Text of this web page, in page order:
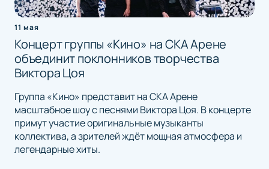
11 мая
Концерт группы «Кино» на СКА Арене
объединит поклонников творчества
Виктора Цоя
Группа «Кино» представит на СКА Арене
масштабное шоу с песнями Виктора Цоя. В концерте
примут участие оригинальные музыканты
коллектива, а зрителей ждёт мощная атмосфера и
легендарные хиты.